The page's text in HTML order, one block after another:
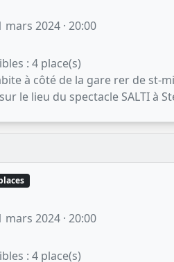
mars 2024 · 20:00
: 4 place(s)
à côté de la gare rer de st-
le lieu du spectacle SALTI à
mars 2024 · 20:00
: 4 place(s)